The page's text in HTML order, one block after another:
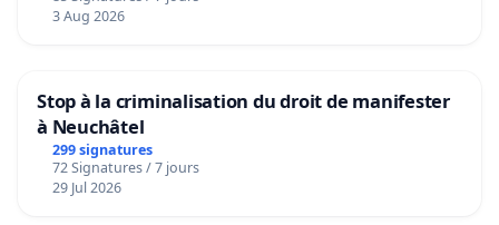
Voor
3 Aug 2026
Stop à la criminalisation du droit de manifester
à Neuchâtel
299 signatures
72 Signatures / 7 jours
29 Jul 2026